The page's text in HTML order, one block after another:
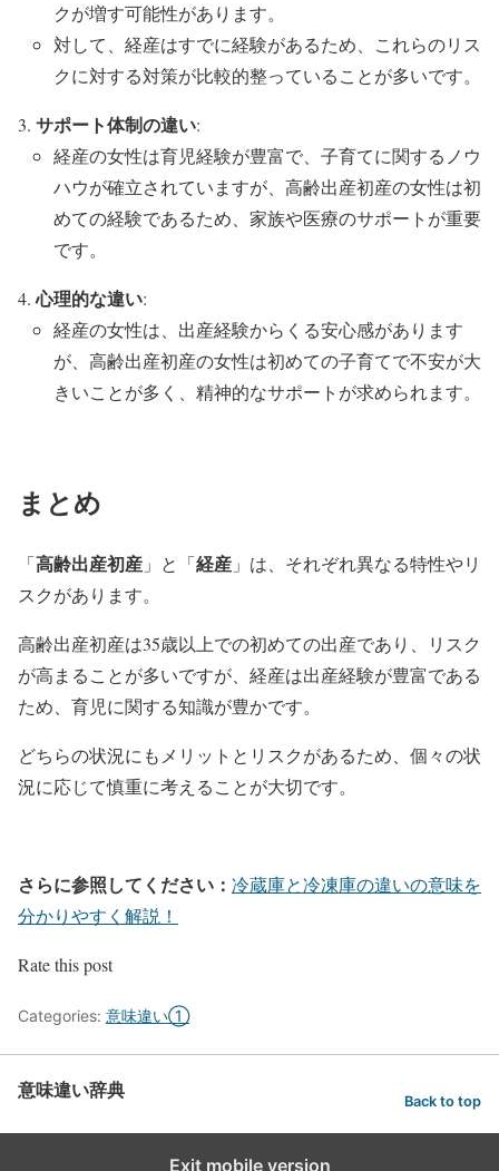
クが増す可能性があります。
対して、経産はすでに経験があるため、これらのリス
クに対する対策が比較的整っていることが多いです。
サポート体制の違い:
経産の女性は育児経験が豊富で、子育てに関するノウ
ハウが確立されていますが、高齢出産初産の女性は初
めての経験であるため、家族や医療のサポートが重要
です。
心理的な違い:
経産の女性は、出産経験からくる安心感があります
が、高齢出産初産の女性は初めての子育てで不安が大
きいことが多く、精神的なサポートが求められます。
まとめ
「高齢出産初産 」と「経産 」は、それぞれ異なる特性やリ
スクがあります。
高齢出産初産は35歳以上での初めての出産であり、リスク
が高まることが多いですが、経産は出産経験が豊富である
ため、育児に関する知識が豊かです。
どちらの状況にもメリットとリスクがあるため、個々の状
況に応じて慎重に考えることが大切です。
さらに参照してください： 冷蔵庫と冷凍庫の違いの意味を
分かりやすく解説！
Rate this post
Categories: 意味違い①
意味違い辞典 Back to top
Exit mobile version